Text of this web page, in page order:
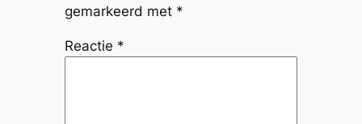
gemarkeerd met *
Reactie *